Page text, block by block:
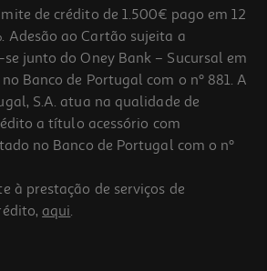
100% Arábica Sem Glúten 250ml
de crédito de 1.500€ pago em 12
Adesão ao Cartão sujeita a
junto do Oney Bank – Sucursal em
Banco de Portugal com o nº 881. A
S.A. atua na qualidade de
a título acessório com
no Banco de Portugal com o nº
à prestação de serviços de
aqui.